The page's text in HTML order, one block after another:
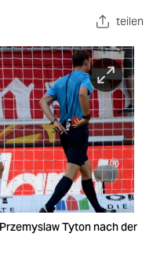
teilen
Tyton nach der